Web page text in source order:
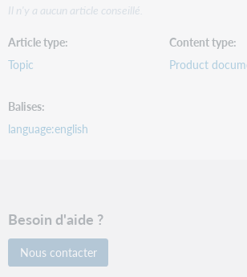
Il n'y a aucun article conseillé.
Article type
Topic
Content type
Product
Balises
language:english
Besoin d'aide ?
Nous contacter